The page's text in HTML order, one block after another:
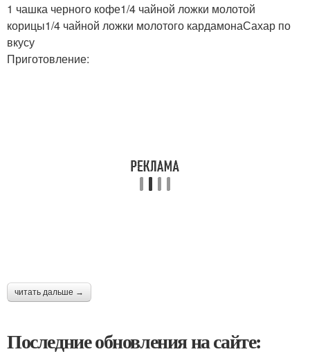
1 чашка черного кофе1/4 чайной ложки молотой
корицы1/4 чайной ложки молотого кардамонаСахар по
вкусу
Приготовление:
читать дальше →
Последние обновления на сайте: